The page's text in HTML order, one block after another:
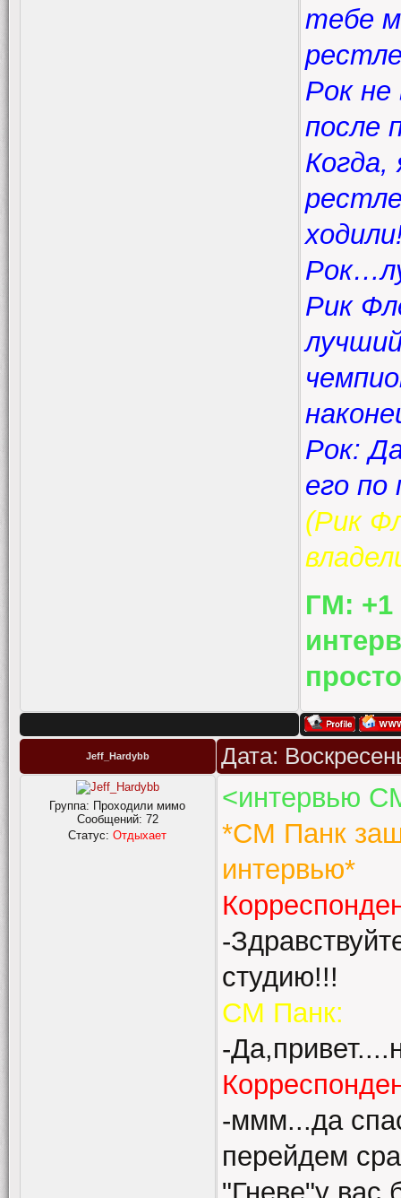
тебе
Рок
после
Рик
Рок:
его по
(Рик
ГМ: +1
Jeff_Hardybb Дата:
Группа: Проходили мимо
Сообщений: 72
Статус:Отдыхает
<интервью
*СМ Панк
интервью*
-
студию!!!
СМ Панк:
-
-ммм...да
перейдем